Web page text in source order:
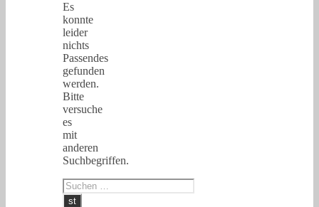
Es
konnte
leider
nichts
Passendes
gefunden
werden.
Bitte
versuche
es
mit
anderen
Suchbegriffen.